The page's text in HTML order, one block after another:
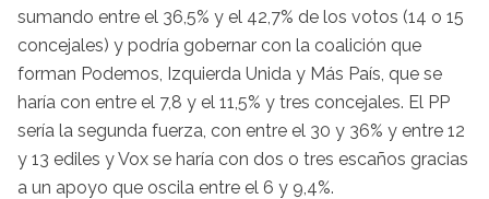
sumando entre el 36,5% y el 42,7% de los votos (14 o 15
concejales) y podría gobernar con la coalición que
forman Podemos, Izquierda Unida y Más País, que se
haría con entre el 7,8 y el 11,5% y tres concejales. El PP
sería la segunda fuerza, con entre el 30 y 36% y entre 12
y 13 ediles y Vox se haría con dos o tres escaños gracias
a un apoyo que oscila entre el 6 y 9,4%.